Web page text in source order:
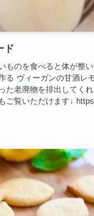
ド
ものを食べると体が整
る ヴィーガンの甘酒レ
た老廃物を排出してく
ご覧いただけます↓